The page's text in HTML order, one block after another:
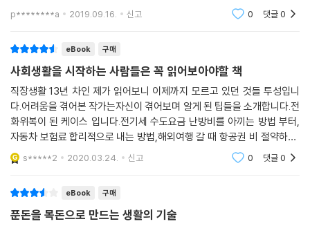
법을 알려준다. 주식처럼 관련 지식이 필요한 어려운 투자방법은 제외하고
곡 쌓인 노하우가 부자가 되는 길로 향하는 나침반이 되어줄 것이다.
덜했나?'이런 생각이 들더라구요. 푼돈을 목돈으로 만드는
p********a 2019.09.16. 신고 0 댓글0
eBook 구매
사회생활을 시작하는 사람들은 꼭 읽어보아야할 책
직장생활 13년 차인 제가 읽어보니 이제까지 모르고 있던 것들 투성입니
다.어려움을 겪어본 작가는자신이 겪어보며 알게 된 팁들을 소개합니다.전
화위복이 된 케이스 입니다.전기세 수도요금 난방비를 아끼는 방법 부터,
자동차 보험료 합리적으로 내는 방법,해외여행 갈 때 항공권 비 절약하기,
여행 중 분실한물품 보상 받는 방법들,소액으로 투자해볼수 있는외화예
금, 금통장,
s*****2 2020.03.24. 신고 0 댓글0
eBook 구매
푼돈을 목돈으로 만드는 생활의 기술